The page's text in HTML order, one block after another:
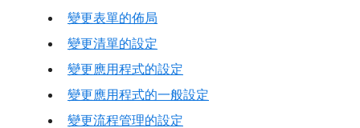
變更表單的佈局
變更清單的設定
變更應用程式的設定
變更應用程式的一般設定
變更流程管理的設定